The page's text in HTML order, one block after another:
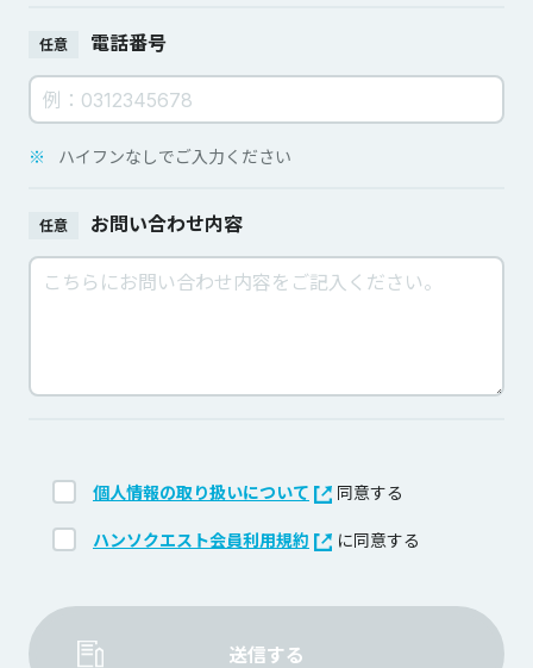
任意 電話番号
※ ハイフンなしでご入力ください
任意 お問い合わせ内容
個人情報の取り扱いについて 同意する
ハンソクエスト会員利用規約 に同意する
送信する